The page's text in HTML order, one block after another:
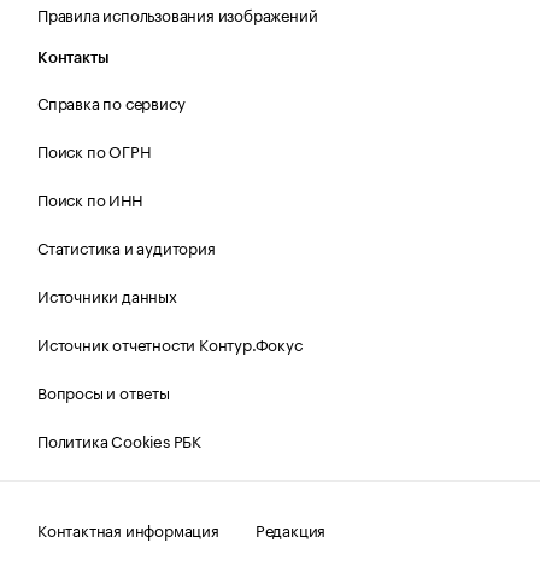
Правила использования изображений
Контакты
Справка по сервису
Поиск по ОГРН
Поиск по ИНН
Статистика и аудитория
Источники данных
Источник отчетности Контур.Фокус
Вопросы и ответы
Политика Cookies РБК
Контактная информация
Редакция